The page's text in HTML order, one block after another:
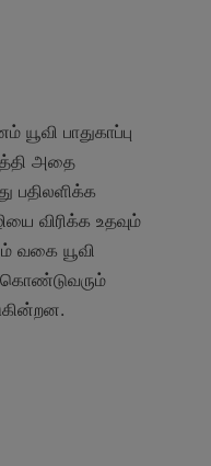
பாதுகாப்பு
அதை
பதிலளிக்க
விரிக்க உதவும்
வகை யூவி
கொண்டுவரும்